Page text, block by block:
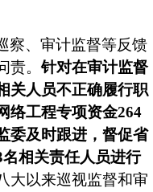
党建
人才
察、审计监督等反馈
责。针对在审计监督
关人员不正确履行职
络工程专项资金264
委及时跟进，督促省
相关责任人员进行
大以来巡视监督和审